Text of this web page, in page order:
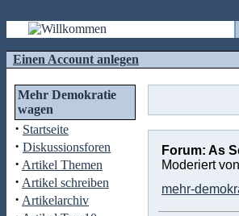
Einen Account anlegen
Mehr Demokratie
wagen
· Startseite
· Diskussionsforen
· Artikel Themen
· Artikel schreiben
· Artikelarchiv
Forum: As
Moderiert
mehr-